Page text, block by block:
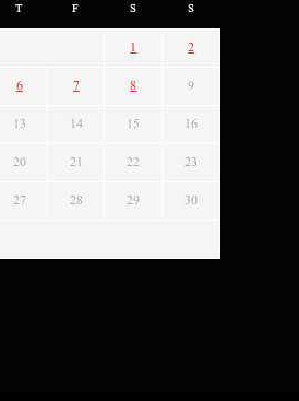
T F S S
1 2
6 7 8 9
13 14 15 16
20 21 22 23
27 28 29 30